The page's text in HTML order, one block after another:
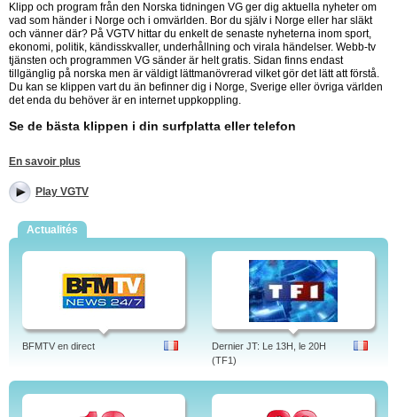
Klipp och program från den Norska tidningen VG ger dig aktuella nyheter om
vad som händer i Norge och i omvärlden. Bor du själv i Norge eller har släkt
och vänner där? På VGTV hittar du enkelt de senaste nyheterna inom sport,
ekonomi, politik, kändisskvaller, underhållning och virala händelser. Webb-tv
tjänsten och programmen VG sänder är helt gratis. Sidan finns endast
tillgänglig på norska men är väldigt lättmanövrerad vilket gör det lätt att förstå.
Du kan se klippen vart du än befinner dig i Norge, Sverige eller övriga världen
det enda du behöver är en internet uppkoppling.
Se de bästa klippen i din surfplatta eller telefon
dig tillgång till det senaste i Norge vart du än befinner dig. Kolla de senaste
virala händelserna i Norge på lunchen, i kön på affären eller när som helst du
har tid över. Titta på de senaste nyhetsklippen från Norge.
VGTV er Norges utvilsomt største nett-tv kanal, drevet av Norges største avis,
VG. Du kan se innslag fra VGTV via sedirekte.com.
VGTV – Gratis nett-tv fra VG
VGTV er gratis web-tv fra Verdens Gang (VG). Nett-tv kanalen VGTV er Norges
best etablerte og mest sette web tv. VGTV byr på nyheter og sport, men også
en god del egenprodusert underholdning og forskjellige nettserier.
Det mest populære innholdet fra VGTV
VGTV er langt større enn konkurrentene og byr på korte klipp fra det globale
nyhetsbildet, inkludert mye kjendisstoff og spektakulære videbilder, men også
egenproduserte dokumentarer, forbrukerstoff, motenyheter og egne nettserier.
En savoir plus
Play VGTV
Actualités
BFMTV en direct
Dernier JT: Le 13H, le 20H
(TF1)